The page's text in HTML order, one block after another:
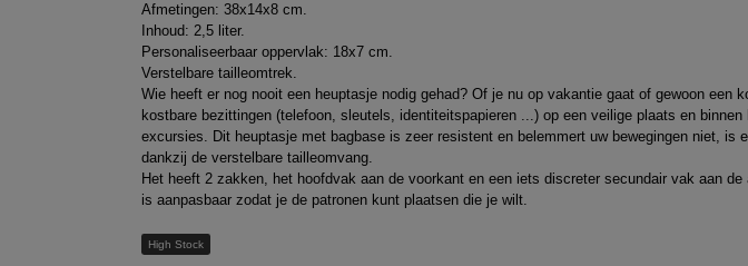
Afmetingen: 38x14x8 cm.
Inhoud: 2,5 liter.
Personaliseerbaar oppervlak: 18x7 cm.
Verstelbare tailleomtrek.
Wie heeft er nog nooit een heuptasje nodig gehad? Of je nu op vakantie gaat of gewoon
kostbare bezittingen (telefoon, sleutels, identiteitspapieren ...) op een veilige plaats en
excursies. Dit heuptasje met bagbase is zeer resistent en belemmert uw bewegingen niet,
dankzij de verstelbare tailleomvang.
Het heeft 2 zakken, het hoofdvak aan de voorkant en een iets discreter secundair vak aan
is aanpasbaar zodat je de patronen kunt plaatsen die je wilt.
High Stock